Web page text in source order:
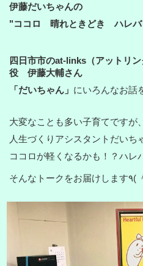
伊藤だいちゃんの
"ココロ 晴れときどき ハレバ
四日市市のat-links（アットリ
役 伊藤大輔さん
「だいちゃん」 にいろんなお話
大変なことも多い子育てですが、
人生づくりアシスタントだいち
ココロが軽くなるかも！？ハレ